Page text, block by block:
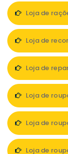
Loja de
Loja de
Loja de
Loja de
Loja de
Loja de